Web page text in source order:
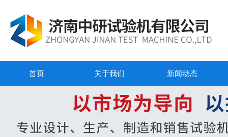
首页 关于我们 新闻动态